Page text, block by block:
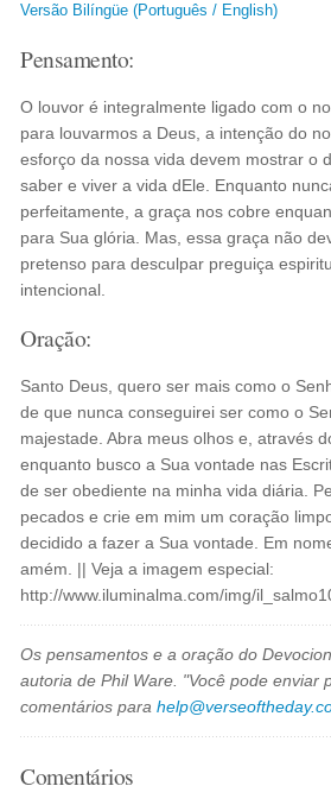
Versão Bilíngüe (Português / English)
Pensamento:
O louvor é integralmente ligado com o
para louvarmos a Deus, a intenção do
esforço da nossa vida devem mostrar o
saber e viver a vida dEle. Enquanto
perfeitamente, a graça nos cobre
para Sua glória. Mas, essa graça não
pretenso para desculpar preguiça
intencional.
Oração:
Santo Deus, quero ser mais como o
de que nunca conseguirei ser como o
majestade. Abra meus olhos e, através
enquanto busco a Sua vontade nas
de ser obediente na minha vida diária.
pecados e crie em mim um coração
decidido a fazer a Sua vontade. Em
amém. || Veja a imagem especial:
http://www.iluminalma.com/img/
Os pensamentos e a oração do
autoria de Phil Ware. "Você pode enviar
comentários para
Comentários